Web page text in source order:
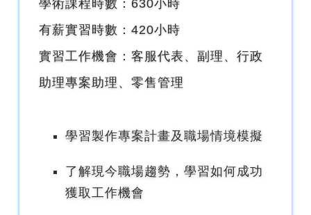
學術課程時數：630小時
有薪實習時數：420小時
實習工作機會：客服代表、副理、行政
助理專案助理、零售管理
學習製作專案計畫及職場情境模擬
了解現今職場趨勢，學習如何成功
獲取工作機會